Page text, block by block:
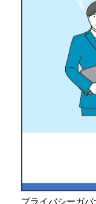
プライバシーガバ